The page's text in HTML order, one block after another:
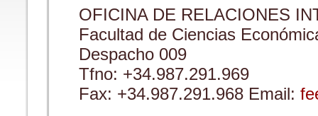
OFICINA DE RELACIONES
Facultad de Ciencias
Despacho 009
Tfno: +34.987.291.969
Fax: +34.987.291.968 Email: